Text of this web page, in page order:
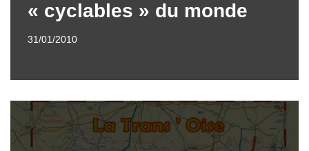
« cyclables » du monde
31/01/2010